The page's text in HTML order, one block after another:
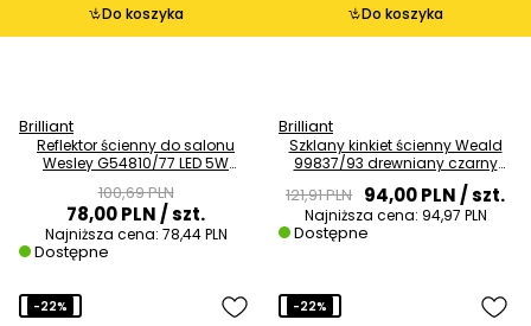
Do koszyka
Brilliant
Reflektor ścienny do salonu
Wesley G54810/77 LED 5W
100,69 PLN
78,00 PLN/ szt.
Najniższa cena: 78,44 PLN
Dostępne
Do koszyka
Brilliant
Szklany kinkiet ścienny Weald
99837/93 drewniany czarny
121,91 PLN 94,00 PLN/ szt.
Najniższa cena: 94,97 PLN
Dostępne
-22% -22%